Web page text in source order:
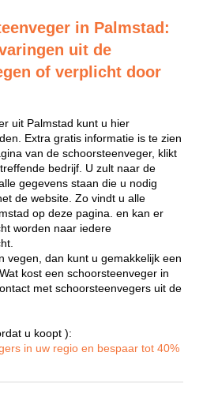
in Palmstad:
uit de
of verplicht door
uit Palmstad kunt u hier
Extra gratis informatie is te zien
van de schoorsteenveger, klikt
bedrijf. U zult naar de
gegevens staan die u nodig
de website. Zo vindt u alle
op deze pagina. en kan er
worden naar iedere
vegen, dan kunt u gemakkelijk een
kost een schoorsteenveger in
met schoorsteenvegers uit de
u koopt ):
in uw regio en bespaar tot 40%